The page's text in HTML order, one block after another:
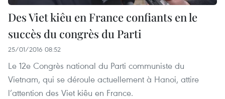
Des Viet kiêu en France confiants en le
succès du congrès du Parti
25/01/2016 08:52
Le 12e Congrès national du Parti communiste du
Vietnam, qui se déroule actuellement à Hanoi, attire
l’attention des Viet kiêu en France.